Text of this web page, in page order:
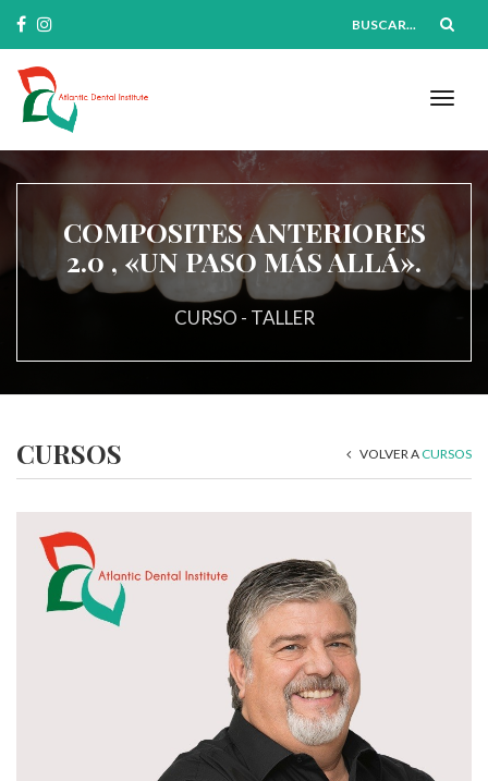
Buscar...
Toggle
COMPOSITES ANTERIORES
2.0 , «UN PASO MÁS ALLÁ».
CURSO - TALLER
CURSOS VOLVER A CURSOS